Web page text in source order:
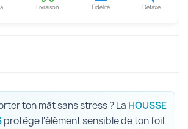
Livraison Fidélité Détaxe
ton mât sans stress ? La HOUSSE
protège l'élément sensible de ton foil